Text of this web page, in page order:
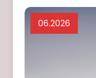
06.2026